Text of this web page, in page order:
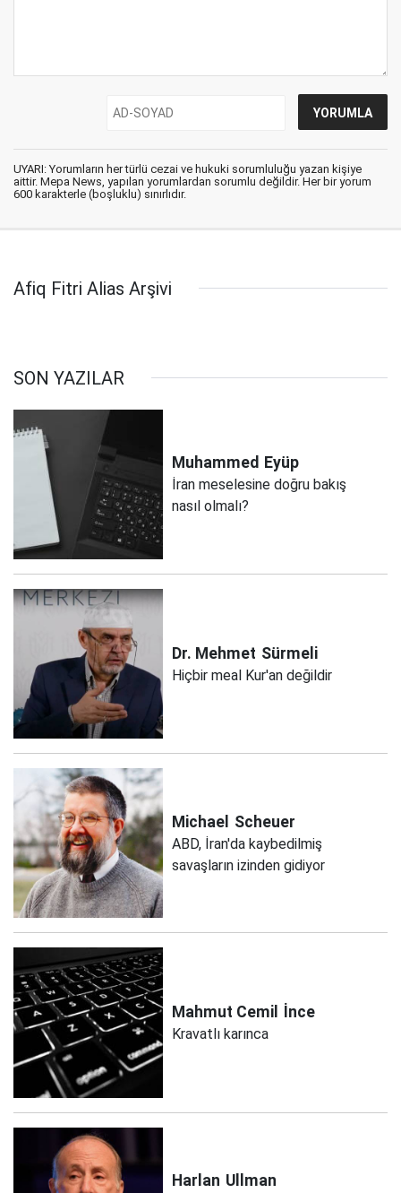
UYARI: Yorumların her türlü cezai ve hukuki sorumluluğu yazan kişiye
aittir. Mepa News, yapılan yorumlardan sorumlu değildir. Her bir yorum
600 karakterle (boşluklu) sınırlıdır.
Afiq Fitri Alias Arşivi
SON YAZILAR
Muhammed Eyüp
İran meselesine doğru bakış
nasıl olmalı?
Dr. Mehmet Sürmeli
Hiçbir meal Kur'an değildir
Michael Scheuer
ABD, İran'da kaybedilmiş
savaşların izinden gidiyor
Mahmut Cemil İnce
Kravatlı karınca
Harlan Ullman